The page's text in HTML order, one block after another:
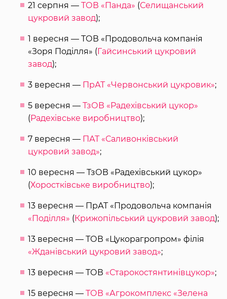
21 серпня — ТОВ «Панда» (Селищанський
цукровий завод);
1 вересня — ТОВ «Продовольча компанія
«Зоря Поділля» ( Гайсинський цукровий
завод);
3 вересня — ПрАТ «Червонський цукровик»;
5 вересня — ТзОВ «Радехівський цукор»
( Радехівське виробництво);
7 вересня — ПАТ «Саливонківський
цукровий завод»;
10 вересня — ТзОВ «Радехівський цукор»
(Хоростківське виробництво);
13 вересня — ПрАТ «Продовольча компанія
«Поділля» ( Крижопільський цукровий завод);
13 вересня — ТОВ «Цукорагропром» філія
«Жданівський цукровий завод»;
13 вересня — ТОВ «Старокостянтинівцукор»;
15 вересня — ТОВ «Агрокомплекс «Зелена